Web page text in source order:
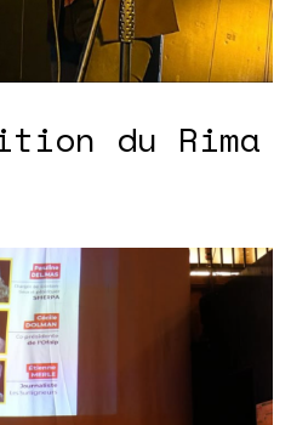
du Rima